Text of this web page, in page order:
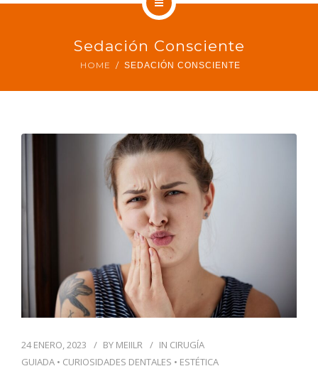
SOBRE NOSOTROS
Sedación Consciente
HOME SEDACIÓN CONSCIENTE
24 ENERO, 2023 BY MEIILR IN CIRUGÍA
GUIADA • CURIOSIDADES DENTALES • ESTÉTICA